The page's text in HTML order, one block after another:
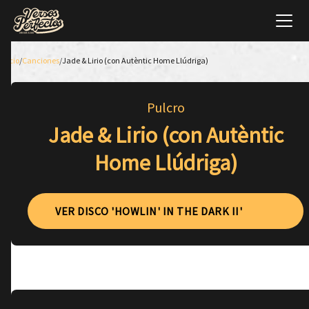
Inicio/Canciones/Jade & Lirio (con Autèntic Home Llúdriga)
Pulcro
Jade & Lirio (con Autèntic
Home Llúdriga)
VER DISCO 'HOWLIN' IN THE DARK II'